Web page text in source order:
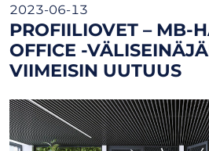
2023-06-13
PROFIILIOVET – MB-
OFFICE -
VIIMEISIN UUTUUS